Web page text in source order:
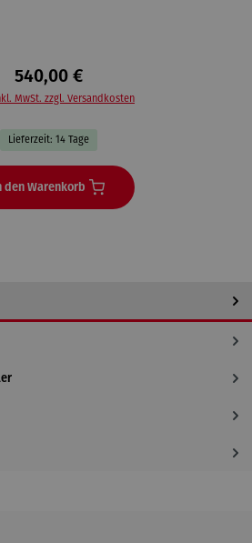
540,00 €
MwSt. zzgl. Versandkosten
Lieferzeit: 14 Tage
den Warenkorb